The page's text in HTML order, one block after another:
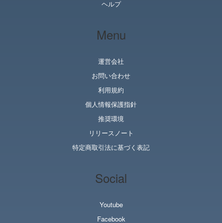
ヘルプ
Menu
運営会社
お問い合わせ
利用規約
個人情報保護指針
推奨環境
リリースノート
特定商取引法に基づく表記
Social
Youtube
Facebook